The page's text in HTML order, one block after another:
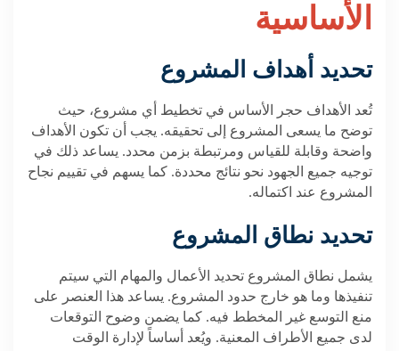
الأساسية
تحديد أهداف المشروع
تُعد الأهداف حجر الأساس في تخطيط أي مشروع، حيث
توضح ما يسعى المشروع إلى تحقيقه. يجب أن تكون الأهداف
واضحة وقابلة للقياس ومرتبطة بزمن محدد. يساعد ذلك في
توجيه جميع الجهود نحو نتائج محددة. كما يسهم في تقييم نجاح
المشروع عند اكتماله.
تحديد نطاق المشروع
يشمل نطاق المشروع تحديد الأعمال والمهام التي سيتم
تنفيذها وما هو خارج حدود المشروع. يساعد هذا العنصر على
منع التوسع غير المخطط فيه. كما يضمن وضوح التوقعات
لدى جميع الأطراف المعنية. ويُعد أساساً لإدارة الوقت